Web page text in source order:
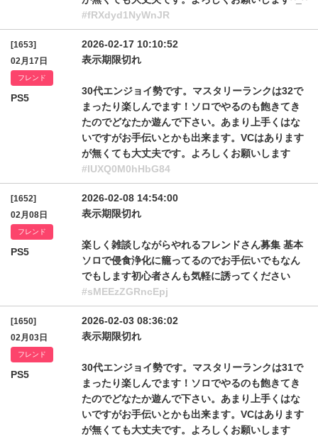
#fRXdyd1NyWnJR
[1653]
02月17日
フレンド
PS5
2026-02-17 10:10:52
表示期限切れ
30代エンジョイ勢です。マスタリーランクは32で
まったり楽しんでます！ソロでやるのも飽きてき
たのでどなたか遊んで下さい。あまり上手くはな
いですがお手伝いとかも出来ます。VCはあります
が無くても大丈夫です。よろしくお願いします
#IUXQ0M0hHbG84
[1652]
02月08日
フレンド
PS5
2026-02-08 14:54:00
表示期限切れ
楽しく雑談しながらやれるフレンドさん募集 基本
ソロで侵食浄化に籠ってるのでお手伝いでもなん
でもします初心者さんも気軽に誘ってください
#sMEEzZGRncEpj
[1650]
02月03日
フレンド
PS5
2026-02-03 08:36:02
表示期限切れ
30代エンジョイ勢です。マスタリーランクは31で
まったり楽しんでます！ソロでやるのも飽きてき
たのでどなたか遊んで下さい。あまり上手くはな
いですがお手伝いとかも出来ます。VCはあります
が無くても大丈夫です。よろしくお願いします